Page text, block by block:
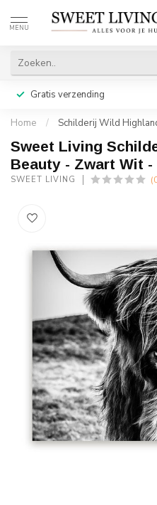
MENU
Gratis verzending
Home / Schilderij Wild
Sweet Living
Beauty - Zwart Wit -
SWEET LIVING